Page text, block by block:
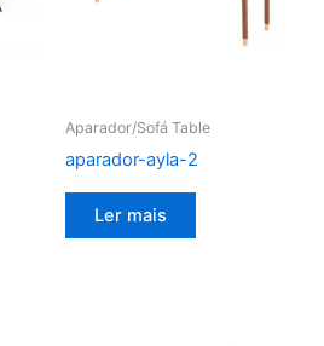
Aparador/Sofá Table
aparador-ayla-2
Ler mais